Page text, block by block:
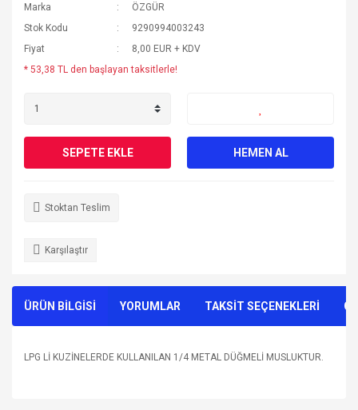
Marka
ÖZGÜR
Stok Kodu
9290994003243
Fiyat
8,00 EUR + KDV
* 53,38 TL den başlayan taksitlerle!
SEPETE EKLE HEMEN AL
Stoktan Teslim
Karşılaştır
ÜRÜN BİLGİSİ YORUMLAR TAKSİT SEÇENEKLERİ
LPG Lİ KUZİNELERDE KULLANILAN 1/4 METAL DÜĞMELİ MUSLUKTUR.